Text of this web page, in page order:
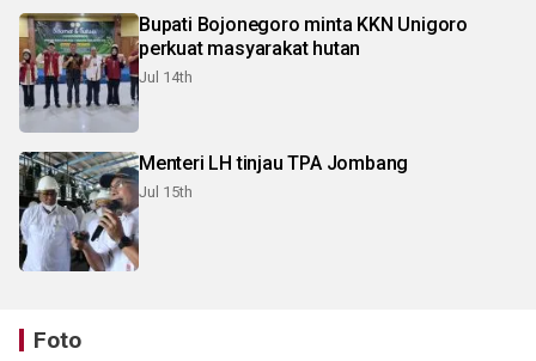
Bupati Bojonegoro minta KKN Unigoro
perkuat masyarakat hutan
Jul 14th
Menteri LH tinjau TPA Jombang
Jul 15th
Foto